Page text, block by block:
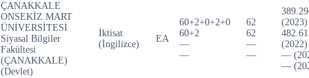
ÇANAKKALE
ONSEKİZ MART
ÜNİVERSİTESİ
Siyasal Bilgiler
Fakültesi
(ÇANAKKALE)
(Devlet)
İktisat
(İngilizce)
EA
60+2+0+2+0
60+2
—
—
62
62
—
—
(2023)
(2022)
—
—